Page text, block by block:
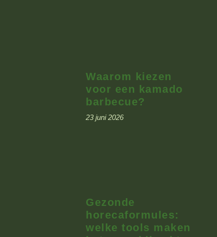
Waarom kiezen
voor een kamado
barbecue?
23 juni 2026
Gezonde
horecaformules:
welke tools maken